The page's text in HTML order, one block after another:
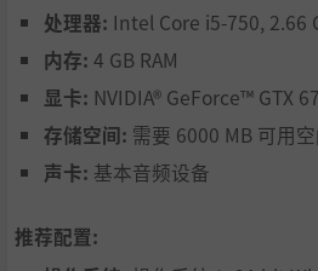
应对随机事件，抉择下回合的比赛
观众的欢心，拓展你的学院、设立
消息、雇佣专业人士……还有许多
处理器: Intel Core i5-750, 2.66
内存: 4 GB RAM
显卡: NVIDIA® GeForce™ GTX
存储空间: 需要 6000 MB 可用
声卡: 基本音频设备
推荐配置: